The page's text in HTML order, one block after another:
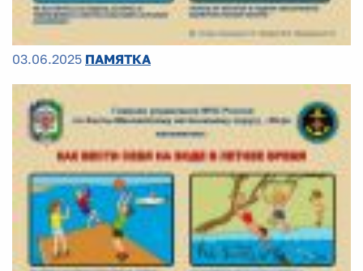
03.06.2025 ПАМЯТКА